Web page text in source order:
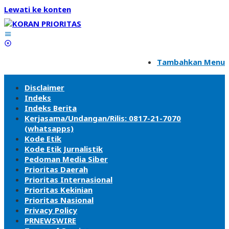
Lewati ke konten
Tambahkan Menu
Disclaimer
Indeks
Indeks Berita
Kerjasama/Undangan/Rilis: 0817-21-7070
(whatsapps)
Kode Etik
Kode Etik Jurnalistik
Pedoman Media Siber
Prioritas Daerah
Prioritas Internasional
Prioritas Kekinian
Prioritas Nasional
Privacy Policy
PRNEWSWIRE